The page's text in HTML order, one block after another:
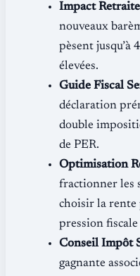
Impact
nouveaux
pèsent jusqu’à
élevées.
Guide Fiscal
déclaration
double
de PER.
Optimisation
fractionner les
choisir la rente
pression
Conseil Impôt
gagnante